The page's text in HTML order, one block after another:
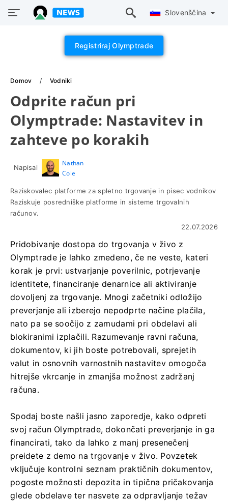
Slovenščina
Registriraj Olymptrade
Domov Vodniki
Odprite račun pri
Olymptrade: Nastavitev in
zahteve po korakih
Napisal
Nathan
Cole
Raziskovalec platforme za spletno trgovanje in pisec vodnikov
Raziskuje posredniške platforme in sisteme trgovalnih
računov.
22.07.2026
Pridobivanje dostopa do trgovanja v živo z
Olymptrade je lahko zmedeno, če ne veste, kateri
korak je prvi: ustvarjanje poverilnic, potrjevanje
identitete, financiranje denarnice ali aktiviranje
dovoljenj za trgovanje. Mnogi začetniki odložijo
preverjanje ali izberejo nepodprte načine plačila,
nato pa se soočijo z zamudami pri obdelavi ali
blokiranimi izplačili. Razumevanje ravni računa,
dokumentov, ki jih boste potrebovali, sprejetih
valut in osnovnih varnostnih nastavitev omogoča
hitrejše vkrcanje in zmanjša možnost zadržanj
računa.
Spodaj boste našli jasno zaporedje, kako odpreti
svoj račun Olymptrade, dokončati preverjanje in ga
financirati, tako da lahko z manj presenečenj
preidete z demo na trgovanje v živo. Povzetek
vključuje kontrolni seznam praktičnih dokumentov,
pogoste možnosti depozita in tipična pričakovanja
glede obdelave ter nasvete za odpravljanje težav